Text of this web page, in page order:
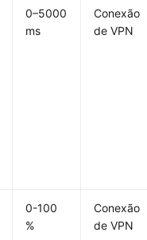
0–5000
ms
Conexão
de VPN
0-100
%
Conexão
de VPN